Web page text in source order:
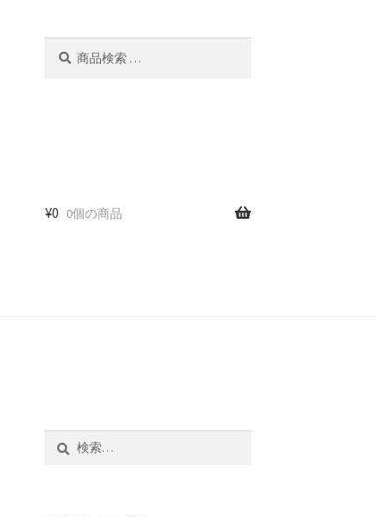
¥0 0個の商品